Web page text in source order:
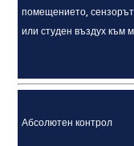
помещението,
или студен въздух към
Абсолютен контрол